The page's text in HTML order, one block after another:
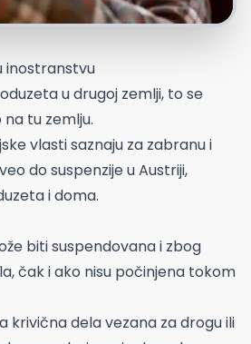
inostranstvu
u drugoj zemlji, to se
tu zemlju.
vlasti saznaju za zabranu i
do suspenzije u Austriji,
i doma.
biti suspendovana i zbog
čak i ako nisu počinjena tokom
krivična dela vezana za drogu ili